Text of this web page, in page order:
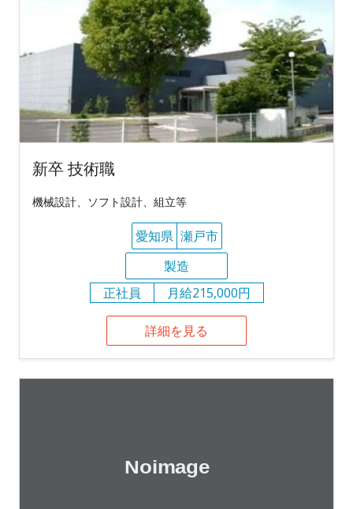
新卒 技術職
機械設計、ソフト設計、組立等
愛知県 瀬戸市
製造
正社員
月給215,000円
詳細を見る